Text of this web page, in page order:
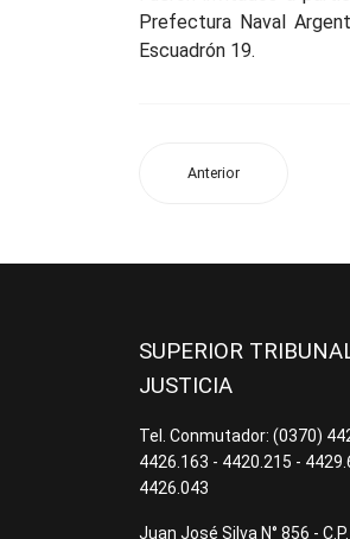
Prefectura Naval
Escuadrón 19.
Anterior
SUPERIOR
JUSTICIA
Tel. Conmutador: (0370)
4426.163 - 4420.215 -
4426.043
Juan José Silva N° 856 -